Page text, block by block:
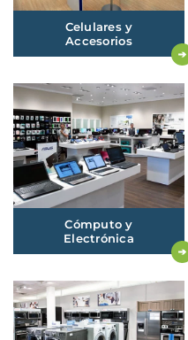
Celularesy
Accesorios
Cómputoy
Electrónica